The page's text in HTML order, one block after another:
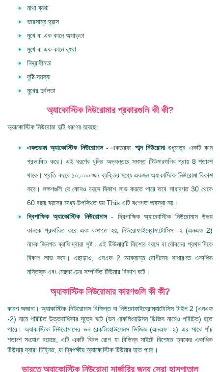
মাথা ব্যথা
ভারসাম্য হ্রাস
মুখে বা এক কানে অসাড়তা
মুখে বা এক কানে ব্যথা
নিদ্রাহীনতা
দৃষ্টি সমস্যা
মুখের দুর্বলতা
অ্যাকোস্টিক নিউরোমার প্রকারগুলি কী কী?
অ্যাকোস্টিক নিউরোমা দুটি ধরণের রয়েছে:
একতরফা অ্যাকোস্টিক নিউরোমাস- একতরফা শাব্দ নিউরোমাশুধুমাত্র একটি কান
প্রভাবিত করে। এই ধরণের খুলির অভ্যন্তরে সমস্ত টিউমারগুলির প্রায় 8 শতাংশ
থাকে। প্রতি বছরে ১০,০০০ জন ব্যক্তির মধ্যে একজন অ্যাকাস্টিক নিউরোমা বিকাশ
করে। লক্ষণগুলি যে কোনও বয়সে বিকাশ লাভ করতে পারে তবে সাধারণত 30 থেকে
60 বছর বয়সের মধ্যে উপস্থিত হয় This এটি বংশগত অবস্থা নয়।
দ্বিপাক্ষিক অ্যাকোস্টিক নিউরোমাস- দ্বিপাক্ষিক অ্যাকোস্টিক নিউরোমাস উভয়
কানকে প্রভাবিত করে এবং বংশগত হয়, নিউরোফাইব্রোমাটোসিস -২ (এনএফ 2)
নামক জিনগত ব্যাধি দ্বারা সৃষ্ট। এই টিউমারটি কিশোর বয়সে বা যৌবনের প্রথম দিকে
বিকাশ লাভ করে। এছাড়াও, এনএফ 2 আক্রান্ত রোগীদের সাধারণত একাধিক
মস্তিষ্ক এবং মেরুদণ্ডের সম্পর্কিত টিউমার বিকাশ ঘটে।
অ্যাকাস্টিক নিউরোমার কারণগুলি কী কী?
কারণ অজানা। অ্যাকাস্টিক নিউরোমাস বিক্ষিপ্ত বা নিউরোফাইব্রোম্যাটোসিস টাইপ 2 (এনএফ
-2) নামে পরিচিত উত্তরাধিকার সূত্রে ঘটে (ভন রেকলিংহাউসন ডিজিস নামেও পরিচিত) হতে
পারে। অ্যাকাস্টিক নিউরোমাসের ভন রেকলিংহাউসেনস ডিজিজ (এনএফ -২) এর সাথে পাঁচ
শতাংশ সংযোগ রয়েছে, এটি একটি বিরল রোগ যা বিভিন্ন সাইটে বিশেষত ত্বকের একাধিক
টিউমার দ্বারা চিহ্নিত, যা দ্বিপক্ষীয় অ্যাকোস্টিক টিউমার হতে পারে।
ভারতে অ্যাকোস্টিক নিউরোমা সার্জারির জন্য সেরা হাসপাতাল